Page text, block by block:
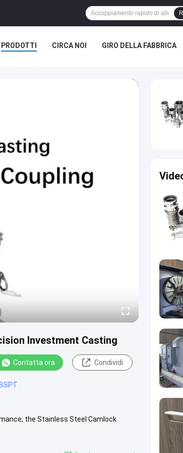
PRODOTTI CIRCA NOI GIRO DELLA FABBRICA
Investment Casting
Contatta ora Condividi
the Stainless Steel Camlock